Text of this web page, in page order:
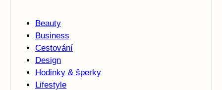
Beauty
Business
Cestování
Design
Hodinky & šperky
Lifestyle